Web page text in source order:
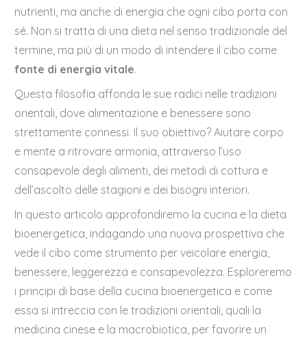
nutrienti, ma anche di energia che ogni cibo porta con
sé. Non si tratta di una dieta nel senso tradizionale del
termine, ma più di un modo di intendere il cibo come
fonte di energia vitale.
Questa filosofia affonda le sue radici nelle tradizioni
orientali, dove alimentazione e benessere sono
strettamente connessi. Il suo obiettivo? Aiutare corpo
e mente a ritrovare armonia, attraverso l’uso
consapevole degli alimenti, dei metodi di cottura e
dell’ascolto delle stagioni e dei bisogni interiori.
In questo articolo approfondiremo la cucina e la dieta
bioenergetica, indagando una nuova prospettiva che
vede il cibo come strumento per veicolare energia,
benessere, leggerezza e consapevolezza. Esploreremo
i principi di base della cucina bioenergetica e come
essa si intreccia con le tradizioni orientali, quali la
medicina cinese e la macrobiotica, per favorire un